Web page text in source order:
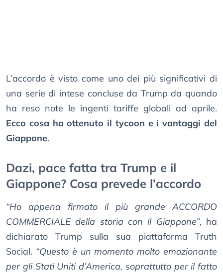
L’accordo è visto come uno dei più significativi di
una serie di intese concluse da Trump da quando
ha reso note le ingenti tariffe globali ad aprile.
Ecco cosa ha ottenuto il tycoon e i vantaggi del
Giappone.
Dazi, pace fatta tra Trump e il
Giappone? Cosa prevede l’accordo
“Ho appena firmato il più grande ACCORDO
COMMERCIALE della storia con il Giappone”, ha
dichiarato Trump sulla sua piattaforma Truth
Social. “Questo è un momento molto emozionante
per gli Stati Uniti d’America, soprattutto per il fatto